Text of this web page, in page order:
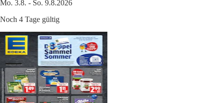
Mo. 3.8. - So. 9.8.2026
Noch 4 Tage gültig